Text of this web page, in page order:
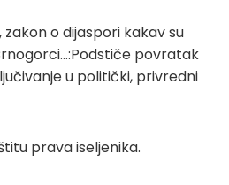
o dijaspori kakav su
povratak
u politički, privredni
prava iseljenika.